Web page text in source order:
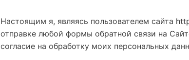
Настоящим я, являясь пользователем сайта
отправке любой формы обратной связи на
согласие на обработку моих персональных